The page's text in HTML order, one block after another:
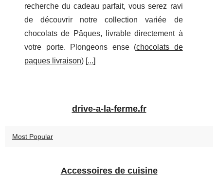
recherche du cadeau parfait, vous serez ravi
de découvrir notre collection variée de
chocolats de Pâques, livrable directement à
votre porte. Plongeons ense (chocolats de
paques livraison) [...]
drive-a-la-ferme.fr
Most Popular
Accessoires de cuisine